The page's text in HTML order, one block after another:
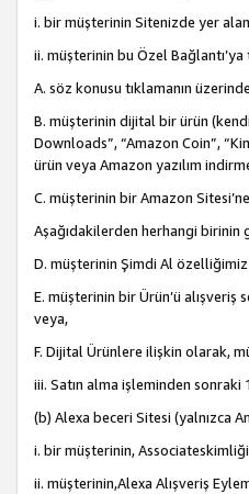
i. bir müşterinin Sitenizde yer
ii. müşterinin bu Özel
A. söz konusu tıklamanın
B. müşterinin dijital bir ürün
Downloads”, “Amazon Coin”,
ürün veya Amazon yazılım
C. müşterinin bir Amazon
Aşağıdakilerden herhangi birinin
D. müşterinin Şimdi Al özelliğimiz
E. müşterinin bir Ürün’ü alışveriş
veya,
F. Dijital Ürünlere ilişkin olarak,
iii. Satın alma işleminden
(b) Alexa beceri Sitesi (yalnızca
i. bir müşterinin,
ii. müşterinin,Alexa Alışveriş